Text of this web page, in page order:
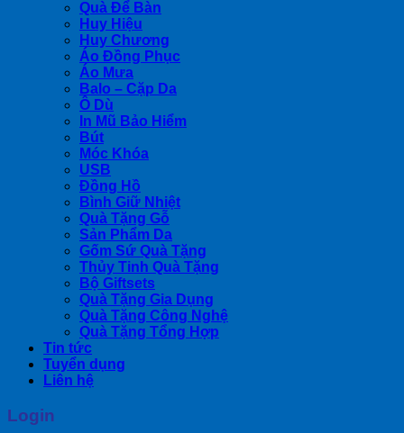
Quà Để Bàn
Huy Hiệu
Huy Chương
Áo Đồng Phục
Áo Mưa
Balo – Cặp Da
Ô Dù
In Mũ Bảo Hiểm
Bút
Móc Khóa
USB
Đồng Hồ
Bình Giữ Nhiệt
Quà Tặng Gỗ
Sản Phẩm Da
Gốm Sứ Quà Tặng
Thủy Tinh Quà Tặng
Bộ Giftsets
Quà Tặng Gia Dụng
Quà Tặng Công Nghệ
Quà Tặng Tổng Hợp
Tin tức
Tuyển dụng
Liên hệ
Login